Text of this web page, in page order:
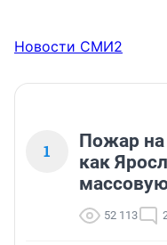
Новости СМИ2
1
Пожар
как
52 113